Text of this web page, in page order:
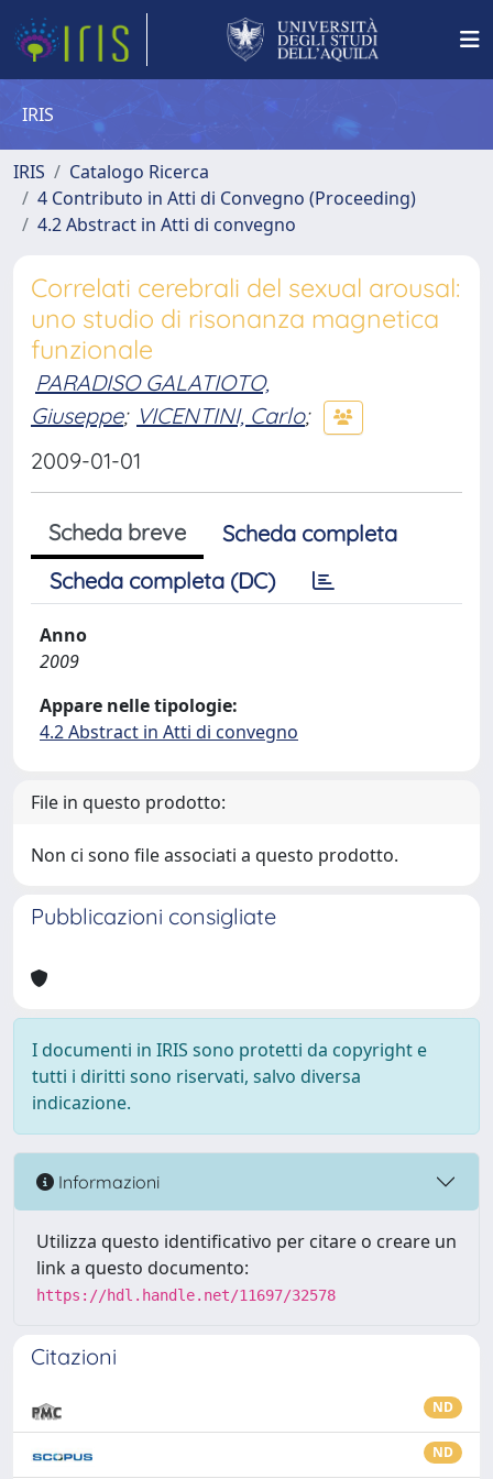
IRIS
IRIS
Catalogo Ricerca
4 Contributo in Atti di Convegno (Proceeding)
4.2 Abstract in Atti di convegno
Correlati cerebrali del sexual arousal:
uno studio di risonanza magnetica
funzionale
PARADISO GALATIOTO,
Giuseppe; VICENTINI, Carlo;
2009-01-01
Scheda breve
Scheda completa
Scheda completa (DC)
Anno
2009
Appare nelle tipologie:
4.2 Abstract in Atti di convegno
File in questo prodotto:
Non ci sono file associati a questo prodotto.
Pubblicazioni consigliate
I documenti in IRIS sono protetti da copyright e
tutti i diritti sono riservati, salvo diversa
indicazione.
Informazioni
Utilizza questo identificativo per citare o creare un
link a questo documento:
https://hdl.handle.net/11697/32578
Citazioni
ND
ND